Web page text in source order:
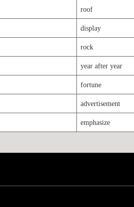
roof
display
rock
year after year
fortune
advertisement
emphasize